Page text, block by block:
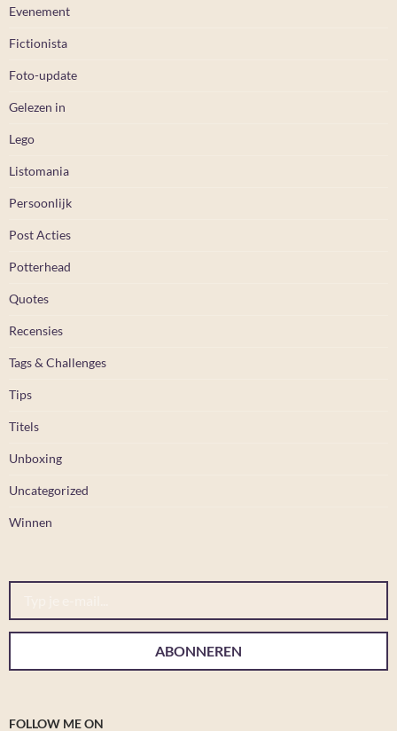
Evenement
Fictionista
Foto-update
Gelezen in
Lego
Listomania
Persoonlijk
Post Acties
Potterhead
Quotes
Recensies
Tags & Challenges
Tips
Titels
Unboxing
Uncategorized
Winnen
Typ je e-mail...
ABONNEREN
FOLLOW ME ON